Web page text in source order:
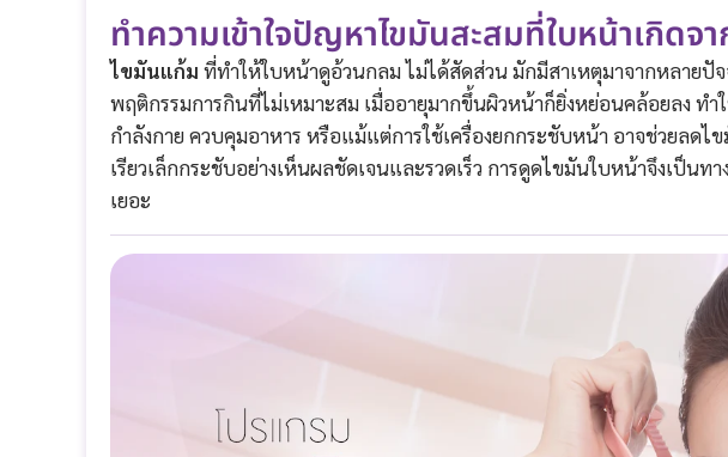
ทำความเข้าใจปัญหาไขมันสะสมที่ใบหน้าเกิดจา
ไขมันแก้ม ที่ทำให้ใบหน้าดูอ้วนกลม ไม่ได้สัดส่วน มักมีสาเหตุมาจากหลายปัจ
พฤติกรรมการกินที่ไม่เหมาะสม เมื่ออายุมากขึ้นผิวหน้าก็ยิ่งหย่อนคล้อยลง ท
กำลังกาย ควบคุมอาหาร หรือแม้แต่การใช้เครื่องยกกระชับหน้า อาจช่วยลด
เรียวเล็กกระชับอย่างเห็นผลชัดเจนและรวดเร็ว การดูดไขมันใบหน้าจึงเป็
เยอะ